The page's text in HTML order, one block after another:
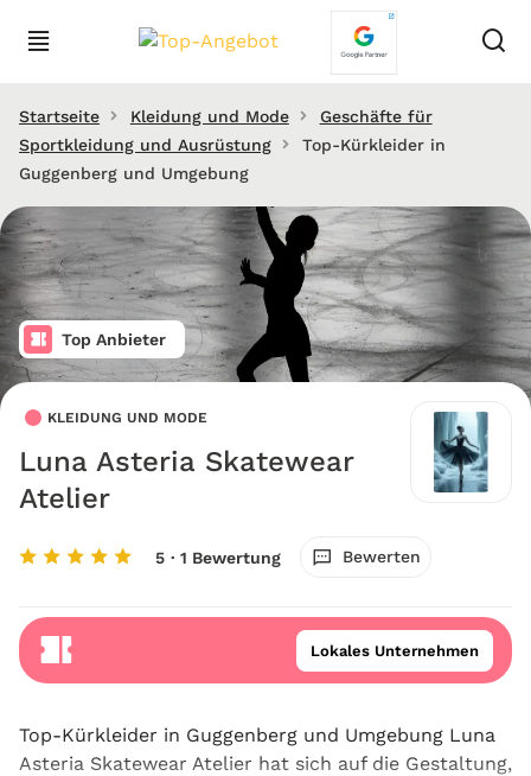
Startseite Kleidung und Mode
Geschäfte für
Sportkleidung und Ausrüstung
Top-Kürkleider in
Guggenberg und Umgebung
Top Anbieter
KLEIDUNG UND MODE
Luna Asteria Skatewear
Atelier
5 · 1 Bewertung Bewerten
Lokales Unternehmen
Top-Kürkleider in Guggenberg und Umgebung Luna
Asteria Skatewear Atelier hat sich auf die Gestaltung,